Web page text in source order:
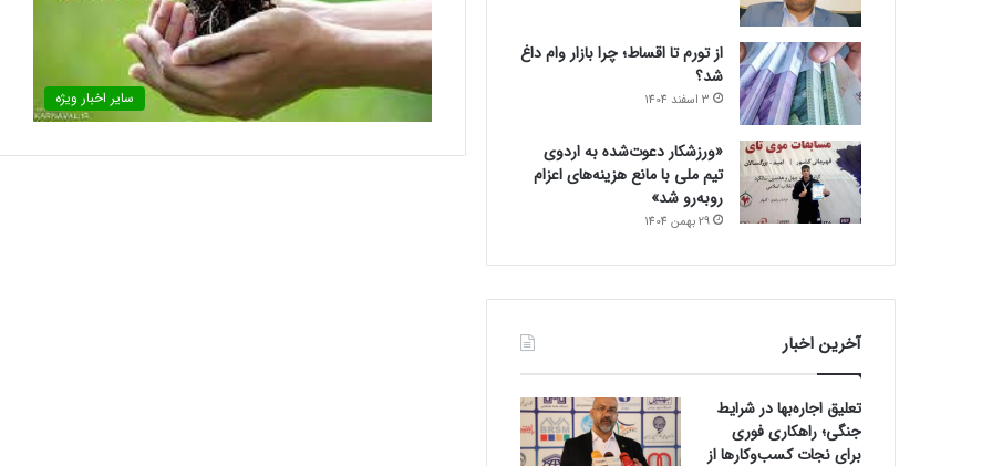
سایر اخبار ویژه
از تورم تا اقساط؛ چرا بازار وام داغ
شد؟
3 اسفند 1404
«ورزشکار دعوت‌شده به اردوی
تیم ملی با مانع هزینه‌های اعزام
روبه‌رو شد»
29 بهمن 1404
آخرین اخبار
تعلیق اجاره‌بها در شرایط
جنگی؛ راهکاری فوری
برای نجات کسب‌وکارها از